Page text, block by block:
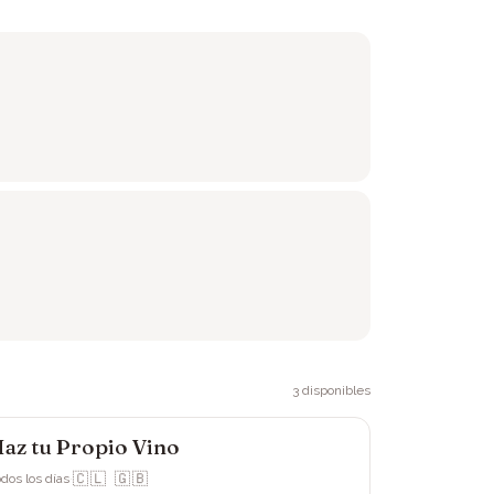
3 disponibles
Ranquilhue
tu Propio Vino
los días·🇨🇱 🇬🇧